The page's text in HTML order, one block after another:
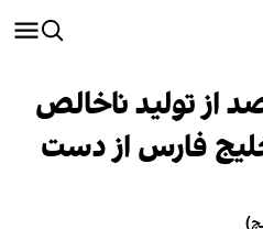
از تولید ناخالص
فارس از دست